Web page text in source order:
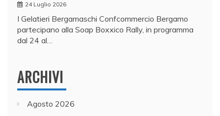
24 Luglio 2026
I Gelatieri Bergamaschi Confcommercio Bergamo
partecipano alla Soap Boxxico Rally, in programma
dal 24 al…
ARCHIVI
Agosto 2026